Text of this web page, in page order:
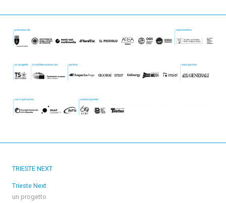
TRIESTE NEXT
Trieste Next
un progetto